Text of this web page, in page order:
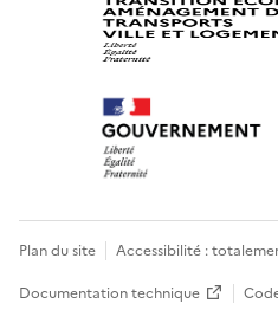
Plan du site Accessibilité :
Documentation technique